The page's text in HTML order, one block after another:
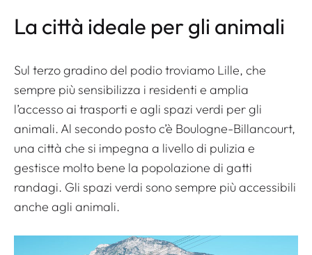
La città ideale per gli animali
Sul terzo gradino del podio troviamo Lille, che
sempre più sensibilizza i residenti e amplia
l’accesso ai trasporti e agli spazi verdi per gli
animali. Al secondo posto c’è Boulogne-Billancourt,
una città che si impegna a livello di pulizia e
gestisce molto bene la popolazione di gatti
randagi. Gli spazi verdi sono sempre più accessibili
anche agli animali.